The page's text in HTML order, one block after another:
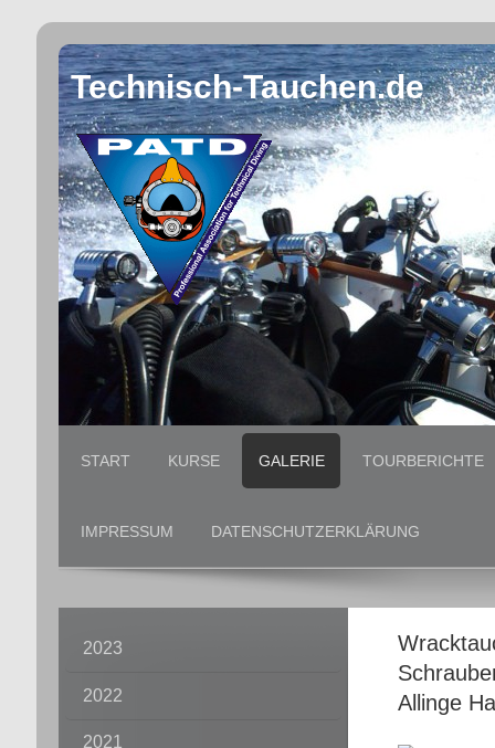
Technisch-Tauchen.de
START KURSE GALERIE TOURBERICHTE
IMPRESSUM DATENSCHUTZERKLÄRUNG
Allinge
2023
2022
2021